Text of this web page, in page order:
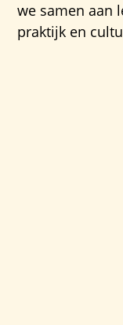
we samen aan
praktijk en